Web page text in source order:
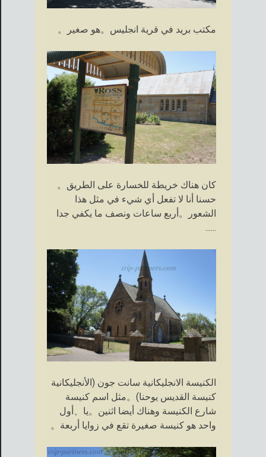
مكتب بريد في قرية انجليس。هو صغير。
كان هناك خريطة للخسارة على الطريق。
حسنا أنا لا تفعل أي شيء في مثل هذا
الشعور。أربع ساعات ونصف ما يكفي جدا
......
الكنيسة الانجليكانية سانت جون (الأنجليكانية
كنيسة القديس يوحنا)。مثل اسم كنيسة
شارع الكنيسة وهناك أيضا اثنين。يا、أول
واحد هو كنيسة صغيرة تقع في زوايا أربعة。